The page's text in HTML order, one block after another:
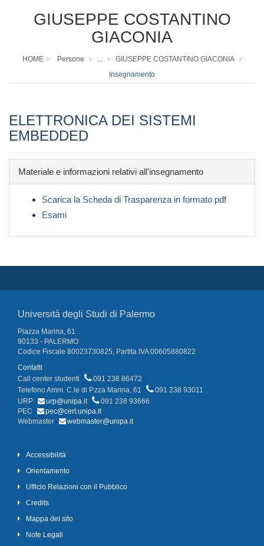
GIUSEPPE COSTANTINO
GIACONIA
HOME Persone ...
GIUSEPPE COSTANTINO GIACONIA
Insegnamento
ELETTRONICA DEI SISTEMI
EMBEDDED
Materiale e informazioni relativi all'insegnamento
Scarica la Scheda di Trasparenza in formato pdf
Esami
Università degli Studi di Palermo
Piazza Marina, 61
90133 - PALERMO
Codice Fiscale 80023730825, Partita IVA 00605880822
Contatti
Call center studenti
091 238 86472
Telefono Amm. C.le di P.zza Marina, 61
091 238 93011
URP
urp@unipa.it
091 238 93666
PEC
pec@cert.unipa.it
Webmaster
webmaster@unipa.it
Accessibilità
Orientamento
Ufficio Relazioni con il Pubblico
Credits
Mappa del sito
Note Legali